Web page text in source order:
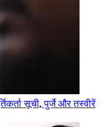
सूची, पुर्जे और तस्वीरें